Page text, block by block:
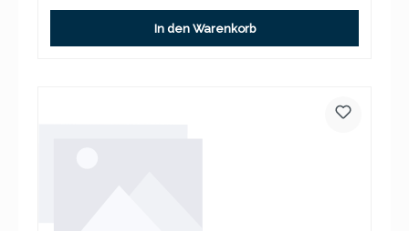
In den Warenkorb